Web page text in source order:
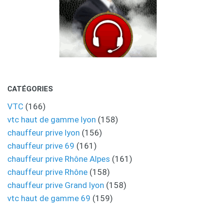
CATÉGORIES
VTC (166)
vtc haut de gamme lyon (158)
chauffeur prive lyon (156)
chauffeur prive 69 (161)
chauffeur prive Rhône Alpes (161)
chauffeur prive Rhône (158)
chauffeur prive Grand lyon (158)
vtc haut de gamme 69 (159)